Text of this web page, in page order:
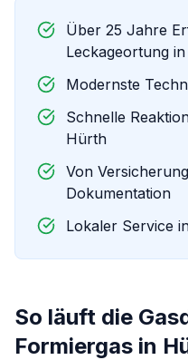
Über 25 Jahre
Leckageortung in
Modernste
Schnelle
Hürth
Von
Dokumentation
Lokaler Service
So läuft die
Formiergas in